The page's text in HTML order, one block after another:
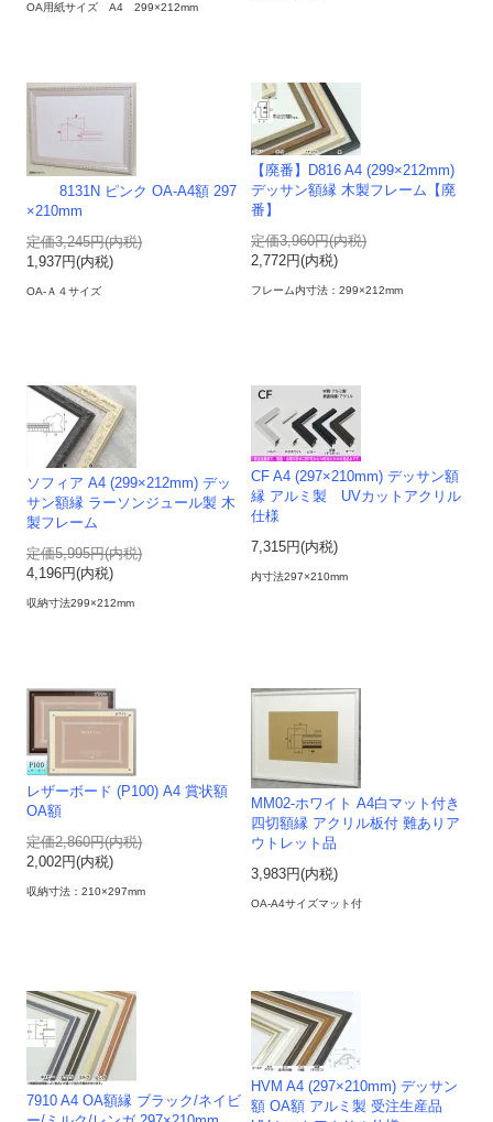
OA用紙サイズ A4 299×212mm
8131N ピンク OA-A4額 297
×210mm
定価3,245円(内税)
1,937円(内税)
OA-Ａ４サイズ
【廃番】D816 A4 (299×212mm)
デッサン額縁 木製フレーム【廃
番】
定価3,960円(内税)
2,772円(内税)
フレーム内寸法：299×212mm
ソフィア A4 (299×212mm) デッ
サン額縁 ラーソンジュール製 木
製フレーム
定価5,995円(内税)
4,196円(内税)
収納寸法299×212mm
CF A4 (297×210mm) デッサン額
縁 アルミ製 UVカットアクリル
仕様
7,315円(内税)
内寸法297×210mm
レザーボード (P100) A4 賞状額
OA額
定価2,860円(内税)
2,002円(内税)
収納寸法：210×297mm
MM02-ホワイト A4白マット付き
四切額縁 アクリル板付 難ありア
ウトレット品
3,983円(内税)
OA-A4サイズマット付
7910 A4 OA額縁 ブラック/ネイビ
HVM A4 (297×210mm) デッサン
額 OA額 アルミ製 受注生産品